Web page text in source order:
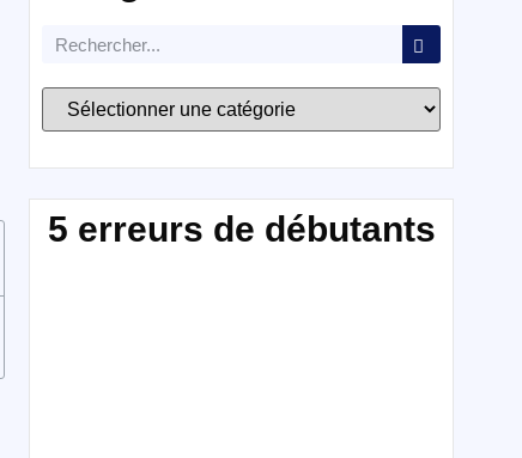
5 erreurs de débutants